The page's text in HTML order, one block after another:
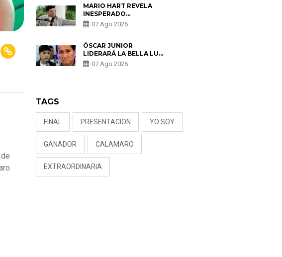
MARIO HART REVELA
INESPERADO
PROBLEMA DE SALUD
ANTES DE SEPARARSE
ENCONTRARON UN
TUMOR”
07 Ago 2026
ÓSCAR JUNIOR
LIDERARÁ LA BELLA LUZ
TRAS SALIDA DE SU
PADRE POR POLÉMICA
07 Ago 2026
TAGS
FINAL PRESENTACION YO SOY
GANADOR CALAMARO
EXTRAORDINARIA